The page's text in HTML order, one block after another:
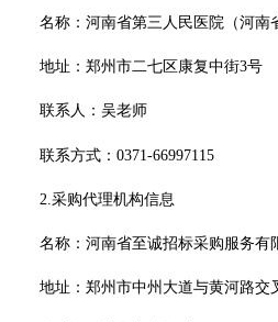
名称： 河南省第三人民医院（河南
地址： 郑州市二七区康复中街3号
联系人： 吴老师
联系方式： 0371-66997115
2.采购代理机构信息
名称：河南省至诚招标采购服务有
地址：郑州市中州大道与黄河路交